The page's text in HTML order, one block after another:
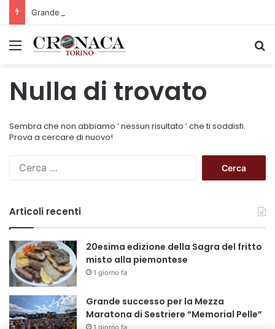
Menu
Nulla di trovato
Sembra che non abbiamo ’ nessun risultato ’ che ti soddisfi.
Prova a cercare di nuovo!
c
p
Articoli recenti
20esima edizione della Sagra del fritto
misto alla piemontese
1 giorno fa
Grande successo per la Mezza
Maratona di Sestriere “Memorial Pelle”